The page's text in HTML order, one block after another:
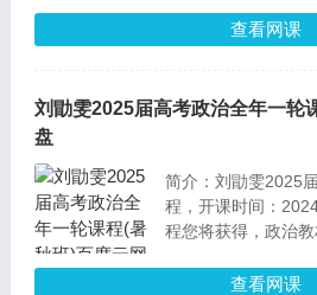
查看网课
刘勖雯2025届高考政治全年一轮
盘
简介：刘勖雯2025
程，开课时间：
程您将获得，政治
弱的学员。高考政
查看网课